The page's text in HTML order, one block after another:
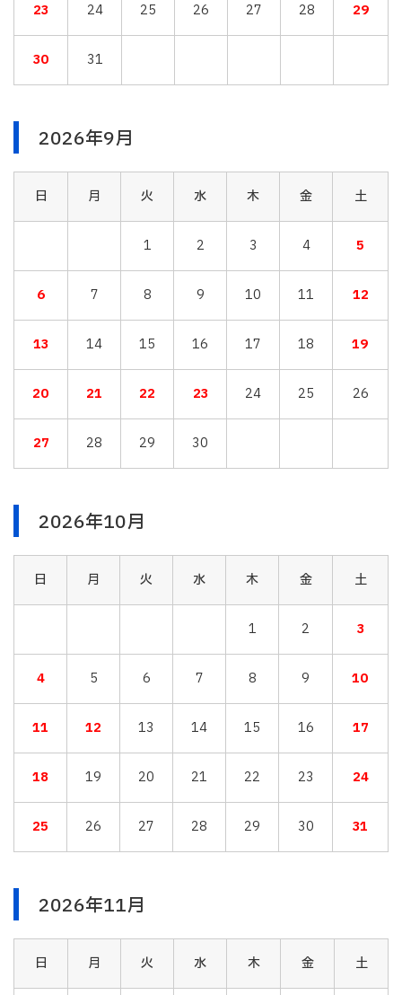
23 24 25 26 27 28 29
30 31
2026年9月
日 月 火 水 木 金 土
1 2 3 4 5
6 7 8 9 10 11 12
13 14 15 16 17 18 19
20 21 22 23 24 25 26
27 28 29 30
2026年10月
日 月 火 水 木 金 土
1 2 3
4 5 6 7 8 9 10
11 12 13 14 15 16 17
18 19 20 21 22 23 24
25 26 27 28 29 30 31
2026年11月
日 月 火 水 木 金 土